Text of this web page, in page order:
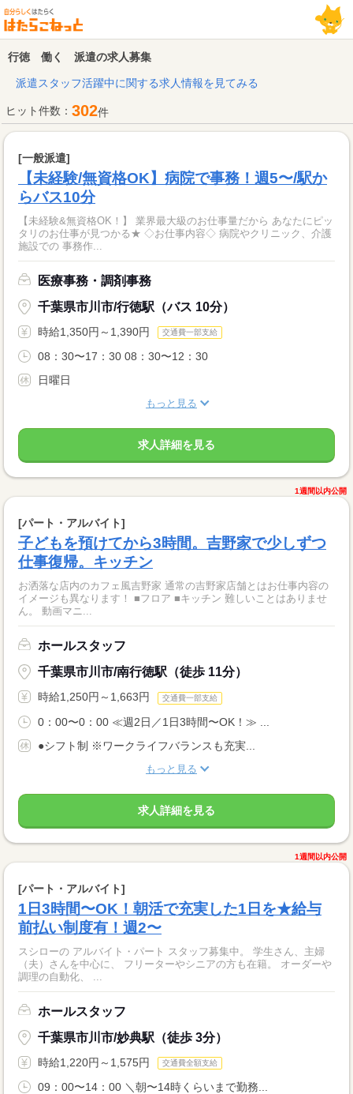
行徳 働く 派遣の求人募集
派遣スタッフ活躍中に関する求人情報を見てみる
ヒット件数： 302件
[一般派遣]
【未経験/無資格OK】病院で事務！週5〜/駅か
らバス10分
【未経験&無資格OK！】 業界最大級のお仕事量だから あなたにピッ
タリのお仕事が見つかる★ ◇お仕事内容◇ 病院やクリニック、介護
施設での 事務作...
医療事務・調剤事務
千葉県市川市/行徳駅（バス 10分）
時給1,350円～1,390円 交通費一部支給
08：30〜17：30 08：30〜12：30
日曜日
もっと見る
求人詳細を見る
1週間以内公開
[パート・アルバイト]
子どもを預けてから3時間。吉野家で少しずつ
仕事復帰。キッチン
お洒落な店内のカフェ風吉野家 通常の吉野家店舗とはお仕事内容の
イメージも異なります！ ■フロア ■キッチン 難しいことはありませ
ん。 動画マニ...
ホールスタッフ
千葉県市川市/南行徳駅（徒歩 11分）
時給1,250円～1,663円 交通費一部支給
0：00〜0：00 ≪週2日／1日3時間〜OK！≫ ...
●シフト制 ※ワークライフバランスも充実...
もっと見る
求人詳細を見る
1週間以内公開
[パート・アルバイト]
1日3時間〜OK！朝活で充実した1日を★給与
前払い制度有！週2〜
スシローの アルバイト・パート スタッフ募集中。 学生さん、主婦
（夫）さんを中心に、 フリーターやシニアの方も在籍。 オーダーや
調理の自動化、 ...
ホールスタッフ
千葉県市川市/妙典駅（徒歩 3分）
時給1,220円～1,575円 交通費全額支給
09：00〜14：00 ＼朝〜14時くらいまで勤務...